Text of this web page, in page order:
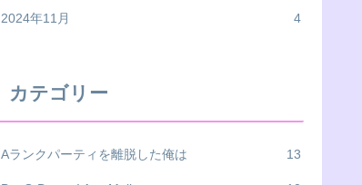
2024年11月 4
カテゴリー
Aランクパーティを離脱した俺は 13